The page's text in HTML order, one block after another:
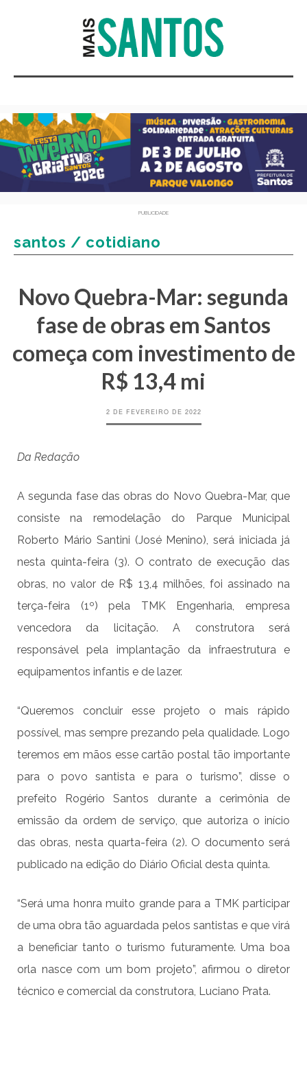
PUBLICIDADE
santos / cotidiano
Novo Quebra-Mar: segunda
fase de obras em Santos
começa com investimento de
R$ 13,4 mi
2 DE FEVEREIRO DE 2022
Da Redação
A segunda fase das obras do Novo Quebra-Mar, que
consiste na remodelação do Parque Municipal
Roberto Mário Santini (José Menino), será iniciada já
nesta quinta-feira (3). O contrato de execução das
obras, no valor de R$ 13,4 milhões, foi assinado na
terça-feira (1º) pela TMK Engenharia, empresa
vencedora da licitação. A construtora será
responsável pela implantação da infraestrutura e
equipamentos infantis e de lazer.
“Queremos concluir esse projeto o mais rápido
possível, mas sempre prezando pela qualidade. Logo
teremos em mãos esse cartão postal tão importante
para o povo santista e para o turismo”, disse o
prefeito Rogério Santos durante a cerimônia de
emissão da ordem de serviço, que autoriza o início
das obras, nesta quarta-feira (2). O documento será
publicado na edição do Diário Oficial desta quinta.
“Será uma honra muito grande para a TMK participar
de uma obra tão aguardada pelos santistas e que virá
a beneficiar tanto o turismo futuramente. Uma boa
orla nasce com um bom projeto”, afirmou o diretor
técnico e comercial da construtora, Luciano Prata.